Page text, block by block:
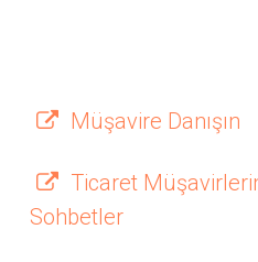
Müşavire Danışın
Ticaret
Sohbetler